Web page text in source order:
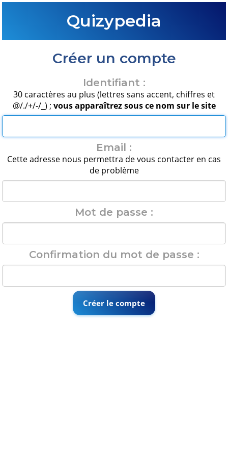
Quizypedia
Créer un compte
Identifiant :
30 caractères au plus (lettres sans accent, chiffres et
@/./+/-/_) ; vous apparaîtrez sous ce nom sur le site
Email :
Cette adresse nous permettra de vous contacter en cas
de problème
Mot de passe :
Confirmation du mot de passe :
Créer le compte